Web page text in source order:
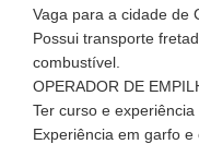
Vaga para a cidade de
Possui transporte
combustível.
OPERADOR DE
Ter curso e experiência
Experiência em garfo e